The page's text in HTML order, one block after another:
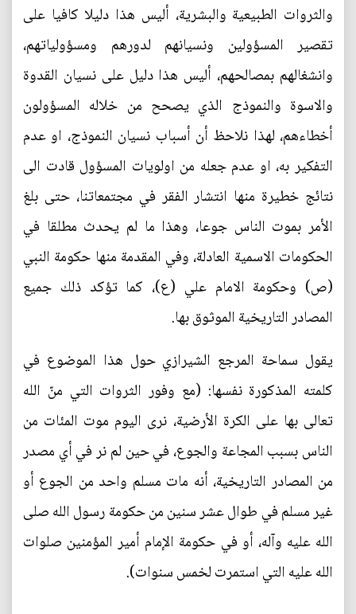
والثروات الطبيعية والبشرية، أليس هذا دليلا كافيا على
تقصير المسؤولين ونسيانهم لدورهم ومسؤولياتهم،
وانشغالهم بمصالحهم، أليس هذا دليل على نسيان القدوة
والاسوة والنموذج الذي يصحح من خلاله المسؤولون
أخطاءهم، لهذا نلاحظ أن أسباب نسيان النموذج، او عدم
التفكير به، او عدم جعله من اولويات المسؤول قادت الى
نتائج خطيرة منها انتشار الفقر في مجتمعاتنا، حتى بلغ
الأمر بموت الناس جوعا، وهذا ما لم يحدث مطلقا في
الحكومات الاسمية العادلة، وفي المقدمة منها حكومة النبي
(ص) وحكومة الامام علي (ع)، كما تؤكد ذلك جميع
المصادر التاريخية الموثوق بها.
يقول سماحة المرجع الشيرازي حول هذا الموضوع في
كلمته المذكورة نفسها: (مع وفور الثروات التي منّ الله
تعالى بها على الكرة الأرضية، نرى اليوم موت المئات من
الناس بسبب المجاعة والجوع، في حين لم نر في أي مصدر
من المصادر التاريخية، أنه مات مسلم واحد من الجوع أو
غير مسلم في طوال عشر سنين من حكومة رسول الله صلى
الله عليه وآله، أو في حكومة الإمام أمير المؤمنين صلوات
الله عليه التي استمرت لخمس سنوات).